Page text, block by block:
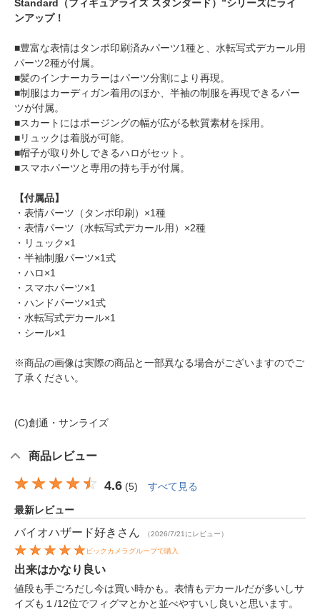
Standard（フィギュアライズ スタンダード）”シリーズにライ
ンアップ！
■豊富な表情はタンポ印刷済みパーツ1種と、水転写式デカール用
パーツ2種が付属。
■髪のインナーカラーはパーツ分割により再現。
■制服はカーディガン着用のほか、半袖の制服を再現できるパー
ツが付属。
■スカートにはポージングの幅が広がる軟質素材を採用。
■リュックは着脱が可能。
■帽子が取り外しできるハロがセット。
■スマホパーツと専用の持ち手が付属。
【付属品】
・表情パーツ（タンポ印刷）×1種
・表情パーツ（水転写式デカール用）×2種
・リュック×1
・半袖制服パーツ×1式
・ハロ×1
・スマホパーツ×1
・ハンドパーツ×1式
・水転写式デカール×1
・シール×1
※商品の画像は実際の商品と一部異なる場合がございますのでご
了承ください。
(C)創通・サンライズ
商品レビュー
4.6 (5) すべて見る
最新レビュー
バイオハザード好き さん （2026/7/21にレビュー）
ビックカメラグループで購入
出来はかなり良い
値段も手ごろだし今は買い時かも。表情もデカールだが多いしサ
イズも１/12位でフィグマとかと並べやすいし良いと思います。